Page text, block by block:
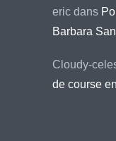
eric dans
Barbara
Cloudy-
de course